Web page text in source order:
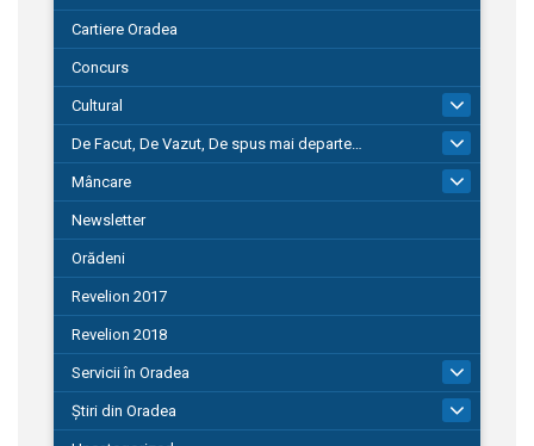
Cartiere Oradea
Concurs
Cultural
De Facut, De Vazut, De spus mai departe…
580
Mâncare
Newsletter
Orădeni
Revelion 2017
Revelion 2018
Servicii în Oradea
Știri din Oradea